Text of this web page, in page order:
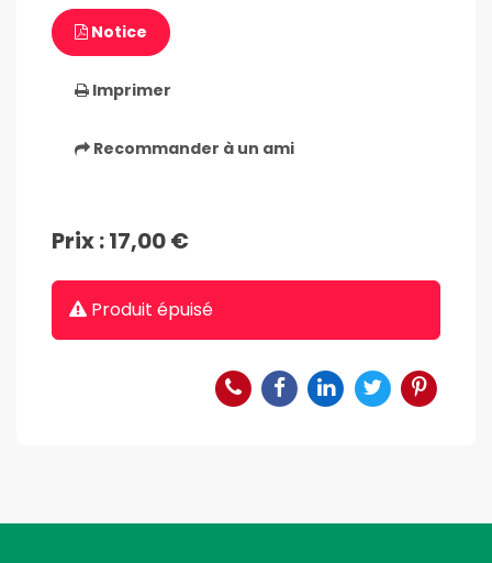
Notice
Imprimer
Recommander à un ami
Prix : 17,00 €
Produit épuisé